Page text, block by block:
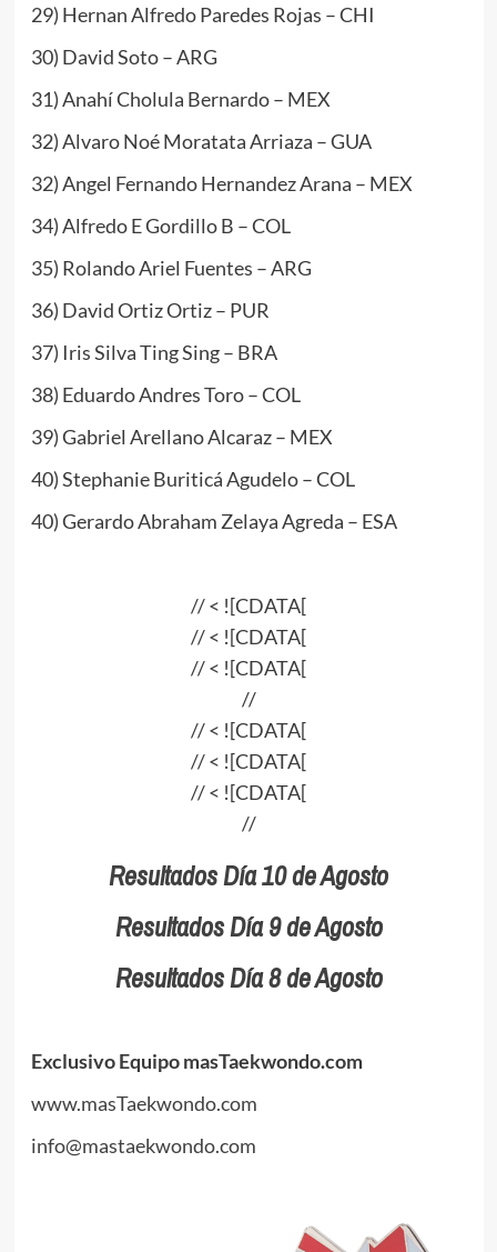
29) Hernan Alfredo Paredes Rojas – CHI
30) David Soto – ARG
31) Anahí Cholula Bernardo – MEX
32) Alvaro Noé Moratata Arriaza – GUA
32) Angel Fernando Hernandez Arana – MEX
34) Alfredo E Gordillo B – COL
35) Rolando Ariel Fuentes – ARG
36) David Ortiz Ortiz – PUR
37) Iris Silva Ting Sing – BRA
38) Eduardo Andres Toro – COL
39) Gabriel Arellano Alcaraz – MEX
40) Stephanie Buriticá Agudelo – COL
40) Gerardo Abraham Zelaya Agreda – ESA
// < ![CDATA[
// < ![CDATA[
// < ![CDATA[
//
// < ![CDATA[
// < ![CDATA[
// < ![CDATA[
//
Resultados Día 10 de Agosto
Resultados Día 9 de Agosto
Resultados Día 8 de Agosto
Exclusivo Equipo masTaekwondo.com
www.masTaekwondo.com
info@mastaekwondo.com